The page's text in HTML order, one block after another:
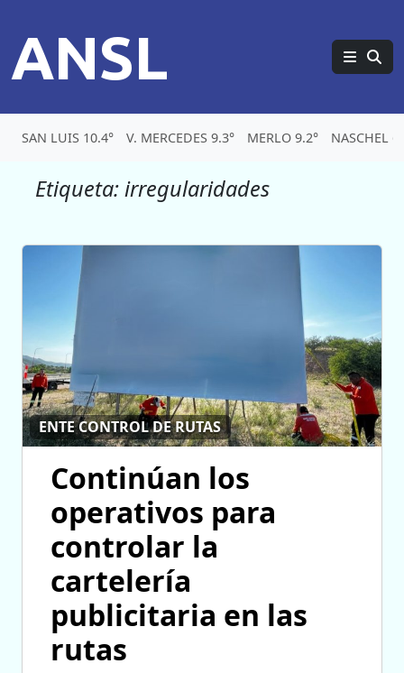
ANSL
SAN LUIS 10.4° V. MERCEDES 9.3° MERLO 9.2° NASCHEL
Etiqueta:irregularidades
ENTE CONTROL DE RUTAS
Continúan los
operativos para
controlar la
cartelería
publicitaria en las
rutas